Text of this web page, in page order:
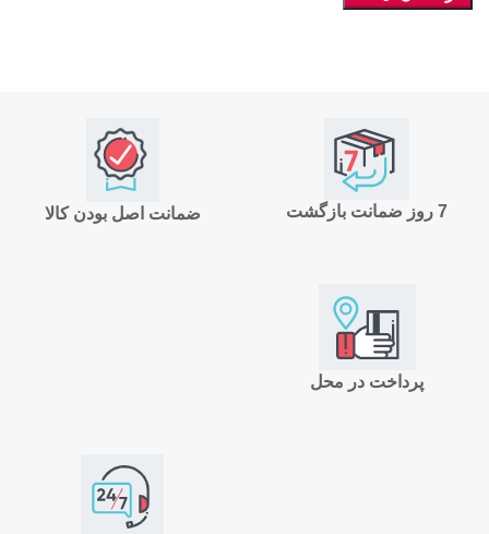
ضمانت اصل بودن کالا 7 روز ضمانت بازگشت
پرداخت در محل